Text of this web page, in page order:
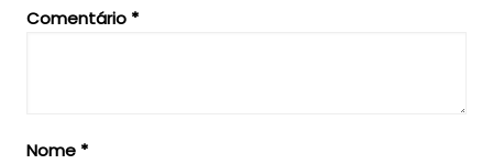
Comentário *
Nome *